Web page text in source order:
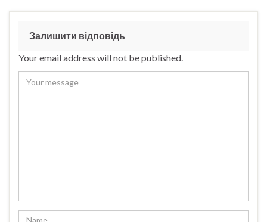
Залишити відповідь
Your email address will not be published.